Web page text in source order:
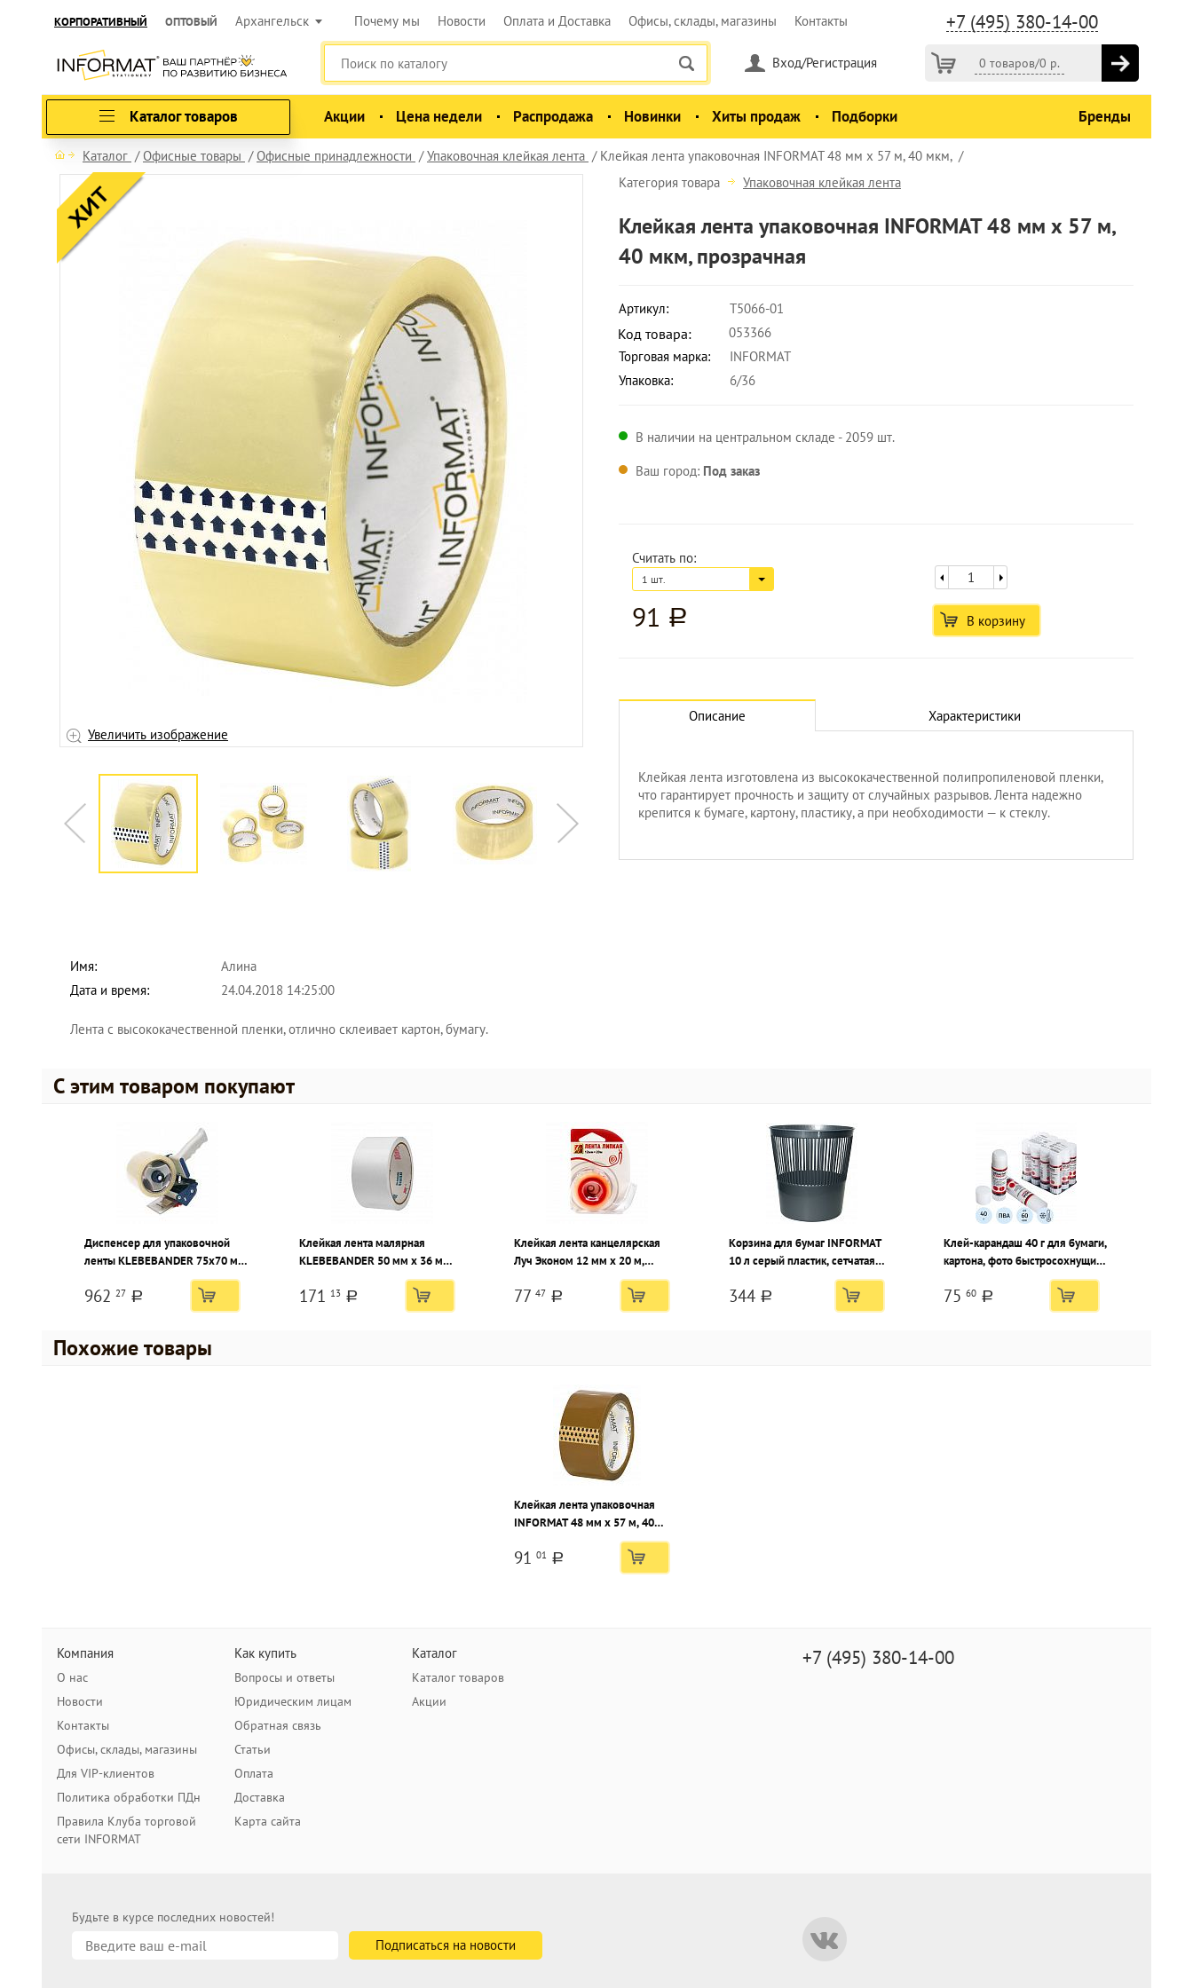
КОРПОРАТИВНЫЙ ОПТОВЫЙ Архангельск +7 (495) 380-14-00
Почему мы Новости Оплата и Доставка Офисы, склады, магазины Контакты
0 товаров/0 р.
Вход/Регистрация
Каталог товаров Акции Цена недели Распродажа Новинки Хиты продаж Подборки Бренды
Каталог Офисные товары Офисные принадлежности Упаковочная клейкая лента Клейкая лента упаковочная INFORMAT 48 мм х 57 м, 40 мкм,
Увеличить изображение
Категория товара Упаковочная клейкая лента
Клейкая лента упаковочная INFORMAT 48 мм х 57 м,
40 мкм, прозрачная
Артикул: T5066-01
Код товара:
053366
Торговая марка:
INFORMAT
Упаковка:
6/36
В наличии на центральном складе - 2059 шт.
Ваш город: Под заказ
Считать по:
1 шт.
91 a В корзину
Описание Характеристики
Клейкая лента изготовлена из высококачественной полипропиленовой пленки,
что гарантирует прочность и защиту от случайных разрывов. Лента надежно
крепится к бумаге, картону, пластику, а при необходимости — к стеклу.
Имя:
Алина
Дата и время:
24.04.2018 14:25:00
Лента с высококачественной пленки, отлично склеивает картон, бумагу.
С этим товаром покупают
Диспенсер для упаковочной
ленты KLEBEBANDER 75х70 мм,
962 27 a
Клейкая лента малярная
KLEBEBANDER 50 мм х 36 м
171 13 a
Клейкая лента канцелярская
Луч Эконом 12 мм х 20 м,
прозрачная, с диспенсером
77 47 a
Корзина для бумаг INFORMAT
10 л серый пластик, сетчатая
344 a
Клей-карандаш 40 г для бумаги,
картона, фото быстросохнущий
75 60 a
Похожие товары
Клейкая лента упаковочная
INFORMAT 48 мм х 57 м, 40
91 01 a
Компания
О нас
Новости
Контакты
Офисы, склады, магазины
Для VIP-клиентов
Политика обработки ПДн
Правила Клуба торговой
сети INFORMAT
Как купить
Вопросы и ответы
Юридическим лицам
Обратная связь
Статьи
Оплата
Доставка
Карта сайта
Каталог
Каталог товаров
Акции
+7 (495) 380-14-00
Будьте в курсе последних новостей!